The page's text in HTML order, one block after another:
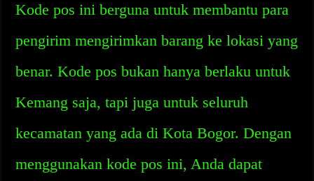
Kode pos ini berguna untuk membantu para
pengirim mengirimkan barang ke lokasi yang
benar. Kode pos bukan hanya berlaku untuk
Kemang saja, tapi juga untuk seluruh
kecamatan yang ada di Kota Bogor. Dengan
menggunakan kode pos ini, Anda dapat